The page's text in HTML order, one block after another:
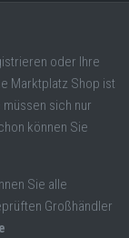
oder Ihre
Marktplatz Shop ist
sich nur
können Sie
Sie alle
Großhändler